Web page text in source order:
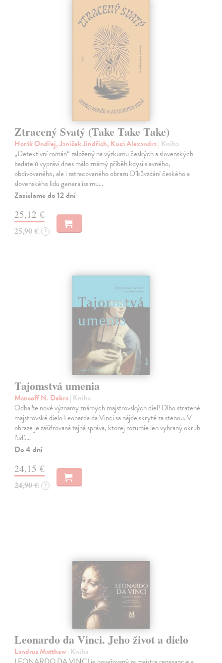
Ztracený Svatý (Take Take Take)
Horák Ondřej, Janíček Jindřich, Kusá Alexandra| Kniha
„Detektivní román“ založený na výzkumu českých a slovenských
badatelů vypráví dnes málo známý příběh kdysi slavného,
obdivovaného, ale i zatracovaného obrazu Díkůvzdání českého a
slovenského lidu generalissimu…
Zasielame do 12 dní
25,12 €
25,90 € ?
Tajomstvá umenia
Mancoff N. Debra| Kniha
Odhaľte nové významy známych majstrovských diel! Dlho stratené
majstrovské dielo Leonarda da Vinci sa nájde skryté za stenou. V
obraze je zašifrovaná tajná správa, ktorej rozumie len vybraný okruh
ľudí.…
Do 4 dní
24,15 €
24,90 € ?
Leonardo da Vinci. Jeho život a dielo
Landrus Matthew| Kniha